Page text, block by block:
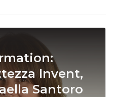
Invent,
Santoro